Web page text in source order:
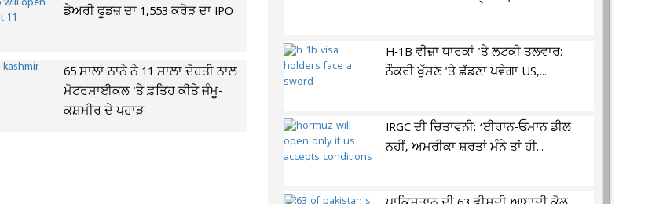
ਡੇਅਰੀ ਫੂਡਜ਼ ਦਾ 1,553 ਕਰੋੜ ਦਾ IPO
65 ਸਾਲਾ ਨਾਨੇ ਨੇ 11 ਸਾਲਾ ਦੋਹਤੀ ਨਾਲ
ਮੋਟਰਸਾਈਕਲ 'ਤੇ ਫ਼ਤਿਹ ਕੀਤੇ ਜੰਮੂ-
ਕਸ਼ਮੀਰ ਦੇ ਪਹਾੜ
H-1B ਵੀਜ਼ਾ ਧਾਰਕਾਂ 'ਤੇ ਲਟਕੀ ਤਲਵਾਰ:
ਨੌਕਰੀ ਖੁੱਸਣ 'ਤੇ ਛੱਡਣਾ ਪਵੇਗਾ US,...
IRGC ਦੀ ਚਿਤਾਵਨੀ: ‘ਈਰਾਨ-ਓਮਾਨ ਡੀਲ
ਨਹੀਂ, ਅਮਰੀਕਾ ਸ਼ਰਤਾਂ ਮੰਨੇ ਤਾਂ ਹੀ...